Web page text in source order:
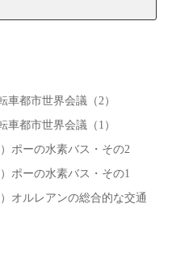
車都市世界会議（2）
車都市世界会議（1）
ポーの水素バス・その2
ポーの水素バス・その1
オルレアンの総合的な交通